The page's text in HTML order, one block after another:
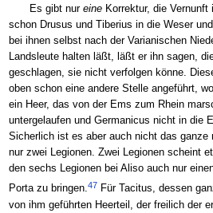
Es gibt nureine Korrektur, die
schon Drusus und Tiberius in die Weser
bei ihnen selbst nach der Varianischen
Landsleute halten läßt, läßt er ihn sagen,
geschlagen, sie nicht verfolgen könne.
oben schon eine andere Stelle angeführt,
ein Heer, das von der Ems zum Rhein
untergelaufen und Germanicus nicht in die
Sicherlich ist es aber auch nicht das
nur zwei Legionen. Zwei Legionen scheint
den sechs Legionen bei Aliso auch nur
Porta zu bringen.47 Für Tacitus, dessen
von ihm geführten Heerteil, der freilich der